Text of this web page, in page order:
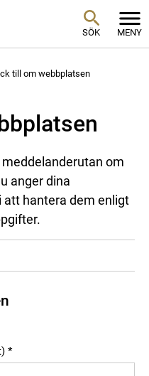
SÖK MENY
till om webbplatsen
om
anger dina
hantera dem enligt